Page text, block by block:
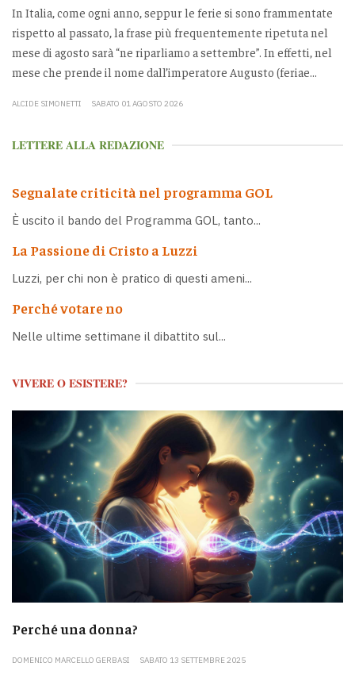
In Italia, come ogni anno, seppur le ferie si sono frammentate
rispetto al passato, la frase più frequentemente ripetuta nel
mese di agosto sarà “ne riparliamo a settembre”. In effetti, nel
mese che prende il nome dall’imperatore Augusto (feriae...
ALCIDE SIMONETTI SABATO 01 AGOSTO 2026
LETTERE ALLA REDAZIONE
Segnalate criticità nel programma GOL
È uscito il bando del Programma GOL, tanto...
La Passione di Cristo a Luzzi
Luzzi, per chi non è pratico di questi ameni...
Perché votare no
Nelle ultime settimane il dibattito sul...
VIVERE O ESISTERE?
Perché una donna?
DOMENICO MARCELLO GERBASI SABATO 13 SETTEMBRE 2025